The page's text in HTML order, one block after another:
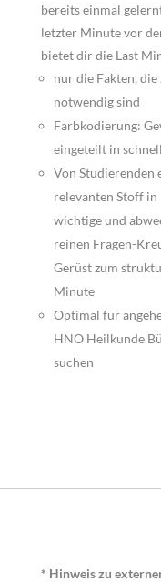
bereits einmal
letzter Minute vor
bietet dir die Last
nur die Fakten,
notwendig sind
Farbkodierung:
eingeteilt in
Von Studierenden
relevanten Stoff in
wichtige und
reinen Fragen-
Gerüst zum
Minute
Optimal für
HNO Heilkunde
suchen
* Hinweis zu